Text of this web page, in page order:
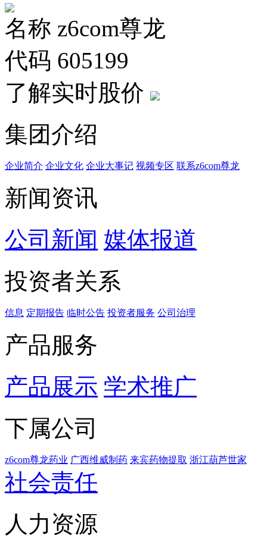
名称 z6com尊龙
代码 605199
了解实时股价
集团介绍
企业简介 企业文化 企业⼤事记 视频专区 联系z6com尊龙
新闻资讯
公司新闻 媒体报道
投资者关系
信息 定期报告 临时公告 投资者服务 公司治理
产品服务
产品展示 学术推广
下属公司
z6com尊龙药业 广西维威制药 来宾药物提取 浙江葫芦世家
社会责任
人力资源